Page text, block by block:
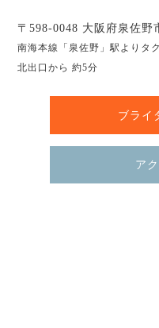
〒598-0048 大阪府泉佐野
南海本線「泉佐野」駅よりタ
北出口から 約5分
ブライ
ア